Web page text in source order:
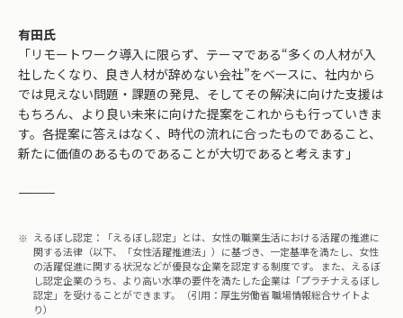
有田氏
「リモートワーク導入に限らず、テーマである“多くの人材が入
社したくなり、良き人材が辞めない会社”をベースに、社内から
では見えない問題・課題の発見、そしてその解決に向けた支援は
もちろん、より良い未来に向けた提案をこれからも行っていきま
す。各提案に答えはなく、時代の流れに合ったものであること、
新たに価値のあるものであることが大切であると考えます」
――――――――――
えるぼし認定：「えるぼし認定」とは、女性の職業生活における活躍の推進に
関する法律（以下、「女性活躍推進法」）に基づき、一定基準を満たし、女性
の活躍促進に関する状況などが優良な企業を認定する制度です。 また、えるぼ
し認定企業のうち、より高い水準の要件を満たした企業は「プラチナえるぼし
認定」を受けることができます。（引用：厚生労働省 職場情報総合サイトよ
り）